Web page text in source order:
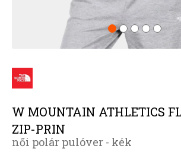
W MOUNTAIN ATHLETICS
ZIP-PRIN
női polár pulóver - kék